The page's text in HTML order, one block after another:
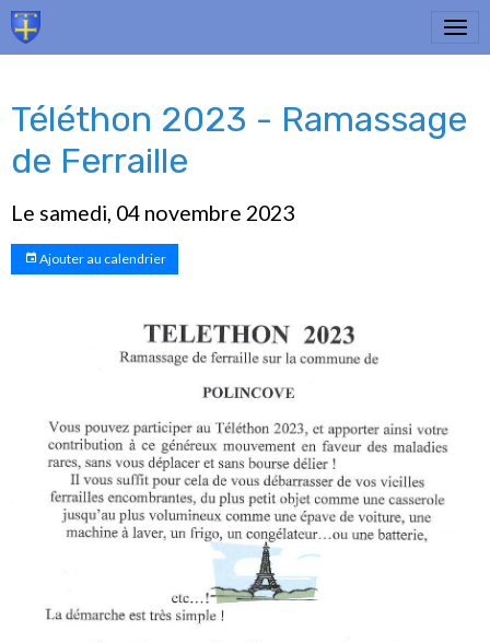
Téléthon 2023 - Ramassage
de Ferraille
Le samedi, 04 novembre 2023
Ajouter au calendrier